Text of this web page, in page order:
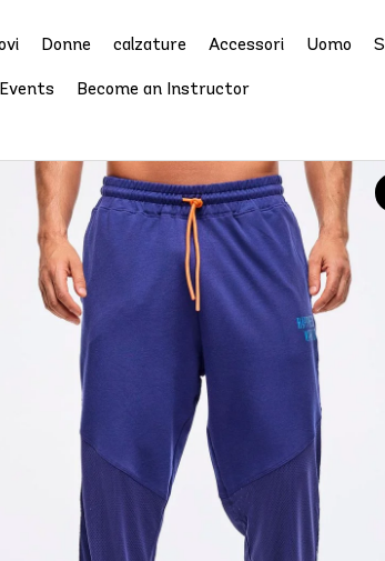
Donne calzature Accessori Uomo
Events Become an Instructor